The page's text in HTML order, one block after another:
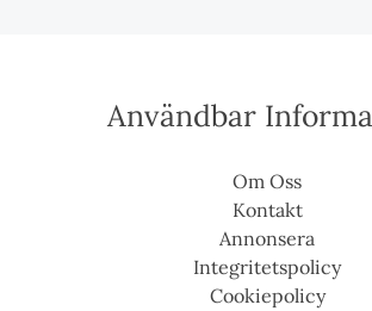
Användbar
Om Oss
Kontakt
Annonsera
Integritetspolicy
Cookiepolicy